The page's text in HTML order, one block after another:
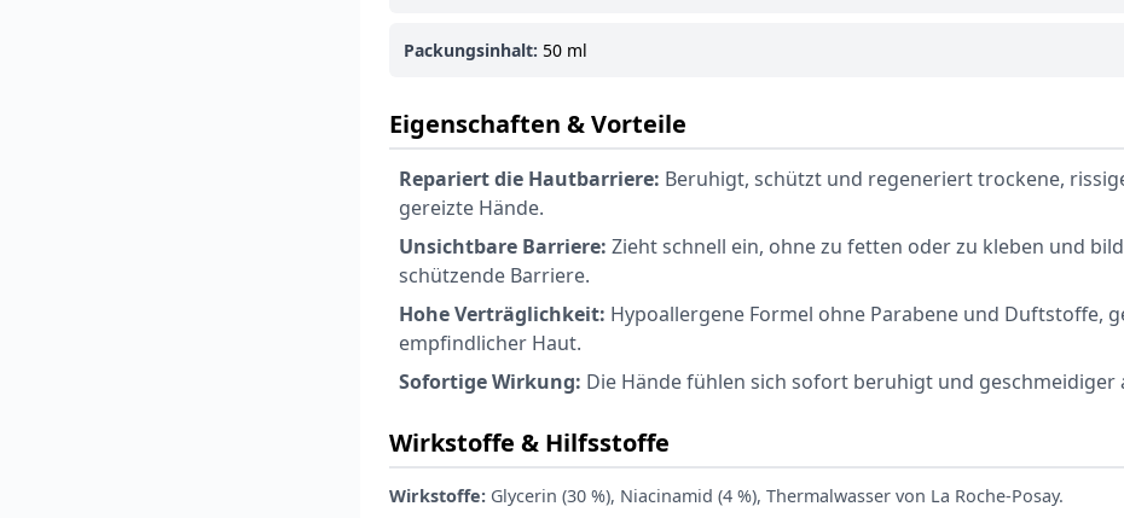
Packungsinhalt: 50 ml
Eigenschaften & Vorteile
Repariert die Hautbarriere: Beruhigt, schützt und regeneriert trockene,
gereizte Hände.
Unsichtbare Barriere: Zieht schnell ein, ohne zu fetten oder zu kleben und
schützende Barriere.
Hohe Verträglichkeit: Hypoallergene Formel ohne Parabene und Duftstoffe,
empfindlicher Haut.
Sofortige Wirkung: Die Hände fühlen sich sofort beruhigt und geschmeidiger
Wirkstoffe & Hilfsstoffe
Wirkstoffe: Glycerin (30 %), Niacinamid (4 %), Thermalwasser von La Roche-Posay.